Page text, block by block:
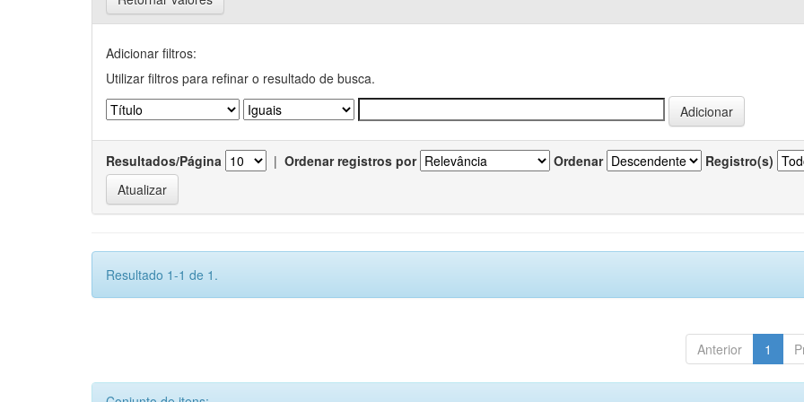
Adicionar filtros:
Utilizar filtros para refinar o resultado de busca.
Resultados/Página | Ordenar registros por Ordenar Registro(s)
Resultado 1-1 de 1.
Anterior 1